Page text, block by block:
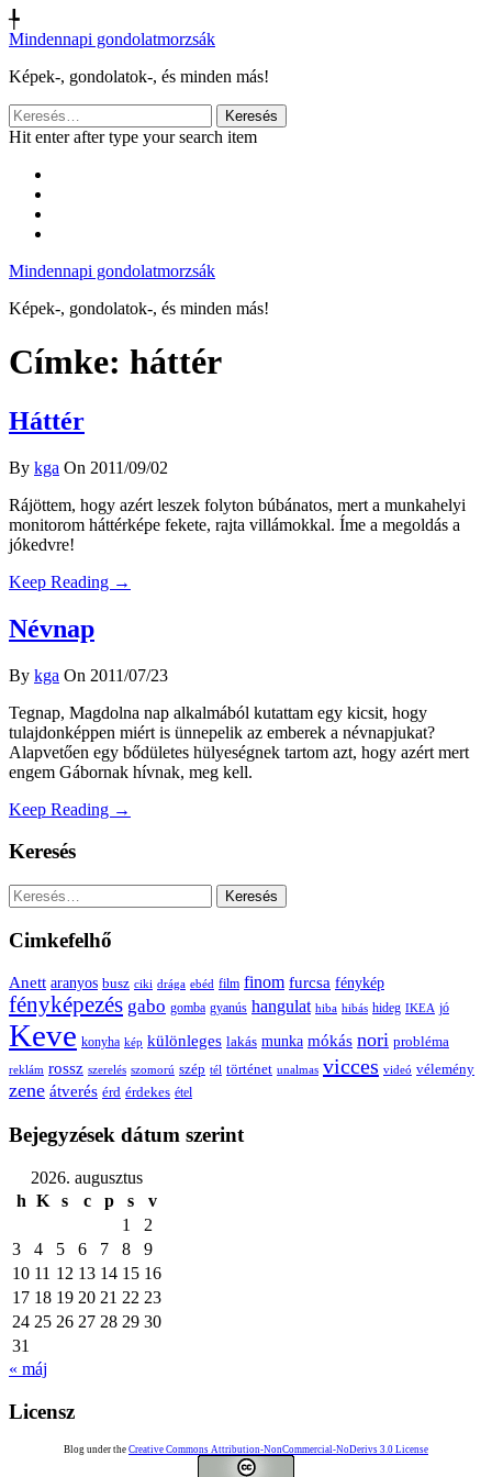
╄
Mindennapi gondolatmorzsák
Képek-, gondolatok-, és minden más!
Keresés:
Hit enter after type your search item
Mindennapi gondolatmorzsák
Képek-, gondolatok-, és minden más!
Címke: háttér
Háttér
By kga On 2011/09/02
Rájöttem, hogy azért leszek folyton búbánatos, mert a munkahelyi
monitorom háttérképe fekete, rajta villámokkal. Íme a megoldás a
jókedvre!
Keep Reading →
Névnap
By kga On 2011/07/23
Tegnap, Magdolna nap alkalmából kutattam egy kicsit, hogy
tulajdonképpen miért is ünnepelik az emberek a névnapjukat?
Alapvetően egy bődületes hülyeségnek tartom azt, hogy azért mert
engem Gábornak hívnak, meg kell.
Keep Reading →
Keresés
Keresés:
Cimkefelhő
Anett aranyos busz ciki drága ebéd film finom furcsa fénykép
fényképezés gabo gomba gyanús hangulat hiba hibás hideg IKEA jó
Keve konyha kép különleges lakás munka mókás nori probléma
reklám rossz szerelés szomorú szép tél történet unalmas vicces videó vélemény
zene átverés érd érdekes étel
Bejegyzések dátum szerint
2026. augusztus
h K s c p s
v
1
2
3
4 5 6 7 8
9
10 11 12 13 14 15 16
17 18 19 20 21 22 23
24 25 26 27 28 29 30
31
« máj
Licensz
Blog under the Creative Commons Attribution-NonCommercial-NoDerivs 3.0 License